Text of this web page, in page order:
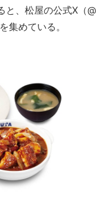
と、松屋の公式X（@
集めている。